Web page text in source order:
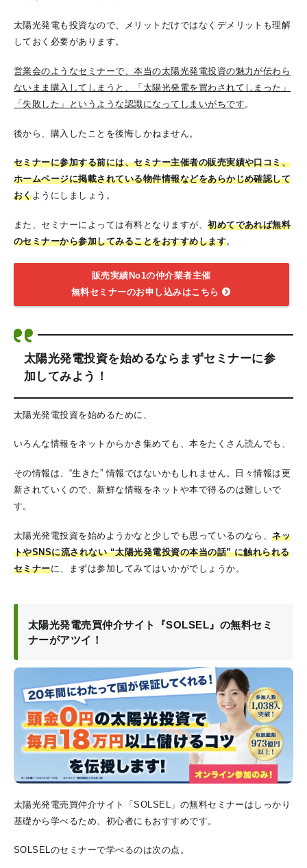
太陽光発電も投資なので、メリットだけではなくデメリットも理解
しておく必要があります。
営業会のようなセミナーで、本当の太陽光発電投資の魅力が伝わら
ないまま購入してしまうと、「太陽光発電を買わされてしまった」
「失敗した」というような認識になってしまいがちです 。
後から、購入したことを後悔しかねません。
セミナーに参加する前には、セミナー主催者の販売実績や口コミ、
ホームページに掲載されている物件情報などをあらかじめ確認して
おくようにしましょう。
また、セミナーによっては有料となりますが、初めてであれば無料
のセミナーから参加してみることをおすすめします。
販売実績No1の仲介業者主催
無料セミナーのお申し込みはこちら
太陽光発電投資を始めるならまずセミナーに参
加してみよう！
太陽光発電投資を始めるために、
いろんな情報をネットからかき集めても、本をたくさん読んでも、
その情報は、“生きた” 情報ではないかもしれません。
日々情報は更
新されていくので、新鮮な情報をネットや本で得るのは難しいで
す。
太陽光発電投資を始めようかなと少しでも思っているのなら、ネッ
トやSNSに流されない “太陽光発電投資の本当の話” に触れられる
セミナーに、まずは参加してみてはいかがでしょうか。
太陽光発電売買仲介サイト『SOLSEL』の無料セミ
ナーがアツイ！
太陽光発電売買仲介サイト「SOLSEL」の無料セミナーはしっかり
基礎から学べるため、初心者にもおすすめです。
SOLSELのセミナーで学べるのは次の点。